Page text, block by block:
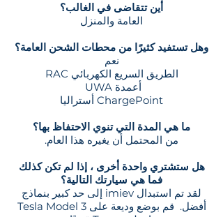
أين تتقاضى في الغالب؟
العامة والمنزل
وهل تستفيد كثيرًا من محطات الشحن العامة؟
نعم
الطريق السريع الكهربائي RAC
أعمدة UWA
ChargePoint أستراليا
ما هي المدة التي تنوي الاحتفاظ بها؟
من المحتمل أن يغيره هذا العام.
هل ستشتري واحدة أخرى ، إذا لم تكن كذلك
فما هي سيارتك التالية؟
لقد تم استبدال imiev إلى حد كبير بنماذج
أفضل.
قم بوضع وديعة على Tesla Model 3